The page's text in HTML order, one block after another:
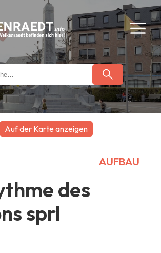
Auf der Karte anzeigen
des
sprl
AUFBAU